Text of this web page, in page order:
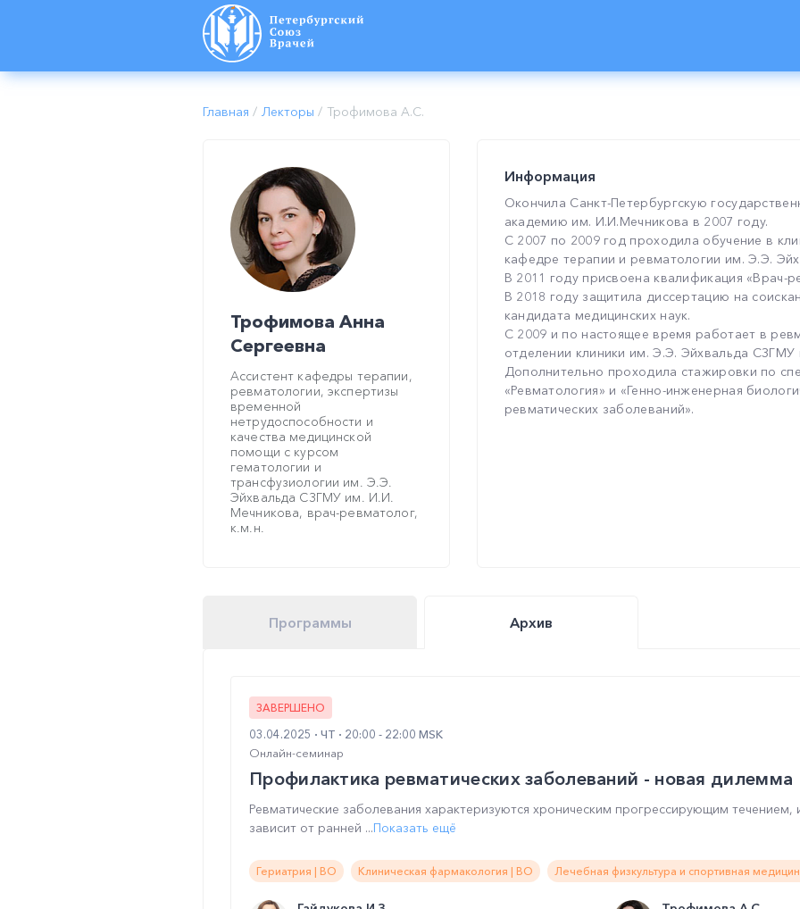
Главная / Лекторы / Трофимова А.С.
Трофимова Анна
Сергеевна
Ассистент кафедры терапии,
ревматологии, экспертизы
временной
нетрудоспособности и
качества медицинской
помощи с курсом
гематологии и
трансфузиологии им. Э.Э.
Эйхвальда СЗГМУ им. И.И.
Мечникова, врач-ревматолог,
к.м.н.
Информация
Окончила Санкт-Петербургскую
академию им. И.И.Мечникова в 2007 году.
С 2007 по 2009 год проходила обучение в
кафедре терапии и ревматологии им. Э.Э.
В 2011 году присвоена квалификация «Врач-
В 2018 году защитила диссертацию на
кандидата медицинских наук.
С 2009 и по настоящее время работает в
отделении клиники им. Э.Э. Эйхвальда
Дополнительно проходила стажировки по
«Ревматология» и «Генно-инженерная
ревматических заболеваний».
Программы Архив
ЗАВЕРШЕНО
03.04.2025 ЧТ 20:00 - 22:00 MSK
Онлайн-семинар
Профилактика ревматических заболеваний - новая дилемма
Ревматические заболевания характеризуются хроническим прогрессирующим
зависит от ранней ...Показать ещё
Гериатрия | ВО Клиническая фармакология | ВО Лечебная физкультура и спортивная